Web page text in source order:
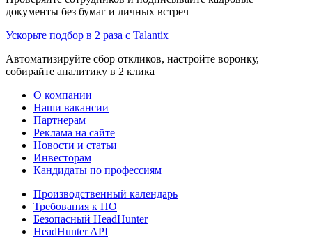
документы без бумаг и личных встреч
Ускорьте подбор в 2 раза с Talantix
Автоматизируйте сбор откликов, настройте воронку,
собирайте аналитику в 2 клика
О компании
Наши вакансии
Партнерам
Реклама на сайте
Новости и статьи
Инвесторам
Кандидаты по профессиям
Производственный календарь
Требования к ПО
Безопасный HeadHunter
HeadHunter API